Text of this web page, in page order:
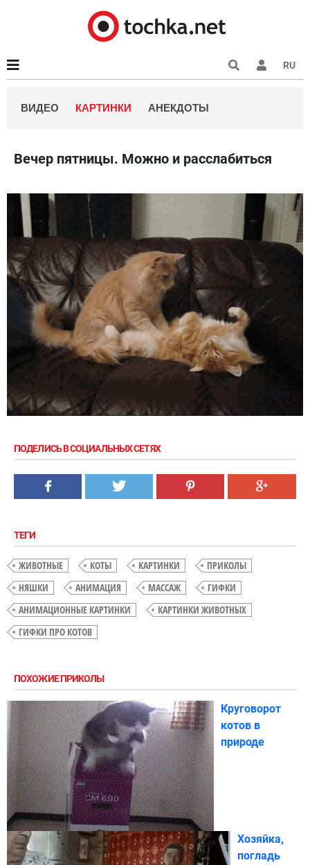
RU
ВИДЕО КАРТИНКИ АНЕКДОТЫ
Вечер пятницы. Можно и расслабиться
ПОДЕЛИСЬ В СОЦИАЛЬНЫХ СЕТЯХ
ТЕГИ
ЖИВОТНЫЕ КОТЫ КАРТИНКИ
ПРИКОЛЫ
НЯШКИ
АНИМАЦИЯ МАССАЖ
ГИФКИ
АНИМАЦИОННЫЕ КАРТИНКИ
КАРТИНКИ ЖИВОТНЫХ
ГИФКИ ПРО КОТОВ
ПОХОЖИЕ ПРИКОЛЫ
Круговорот
котов в
природе
Хозяйка,
погладь